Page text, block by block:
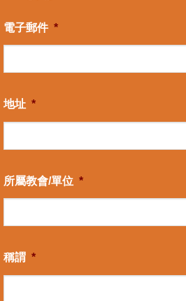
電子郵件 *
地址 *
所屬教會/單位 *
稱謂 *